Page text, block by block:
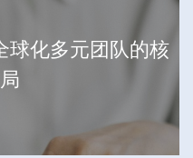
球化多元团队的核